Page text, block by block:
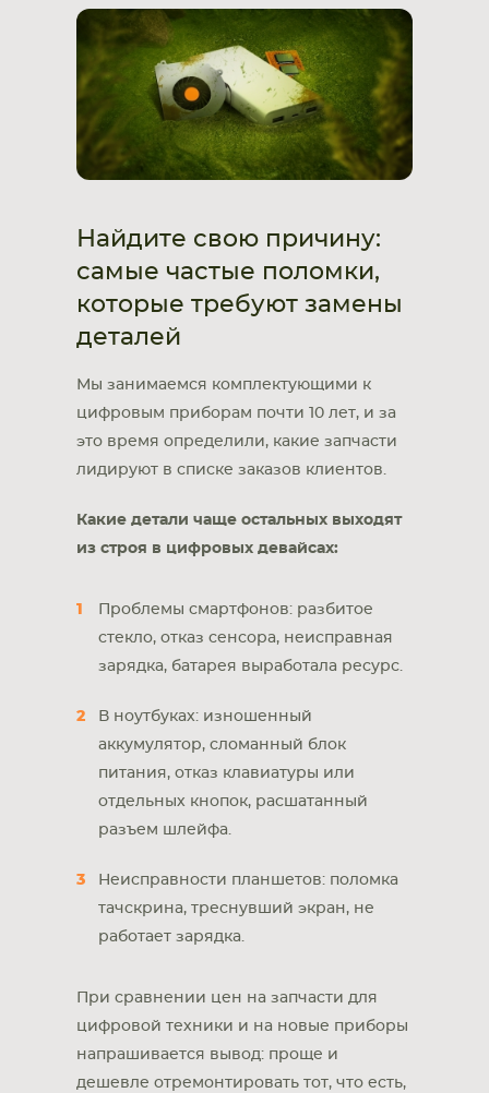
Найдите свою причину:
самые частые поломки,
которые требуют замены
деталей
Мы занимаемся комплектующими к
цифровым приборам почти 10 лет, и за
это время определили, какие запчасти
лидируют в списке заказов клиентов.
Какие детали чаще остальных выходят
из строя в цифровых девайсах:
Проблемы смартфонов: разбитое
стекло, отказ сенсора, неисправная
зарядка, батарея выработала ресурс.
В ноутбуках: изношенный
аккумулятор, сломанный блок
питания, отказ клавиатуры или
отдельных кнопок, расшатанный
разъем шлейфа.
Неисправности планшетов: поломка
тачскрина, треснувший экран, не
работает зарядка.
При сравнении цен на запчасти для
цифровой техники и на новые приборы
напрашивается вывод: проще и
дешевле отремонтировать тот, что есть,